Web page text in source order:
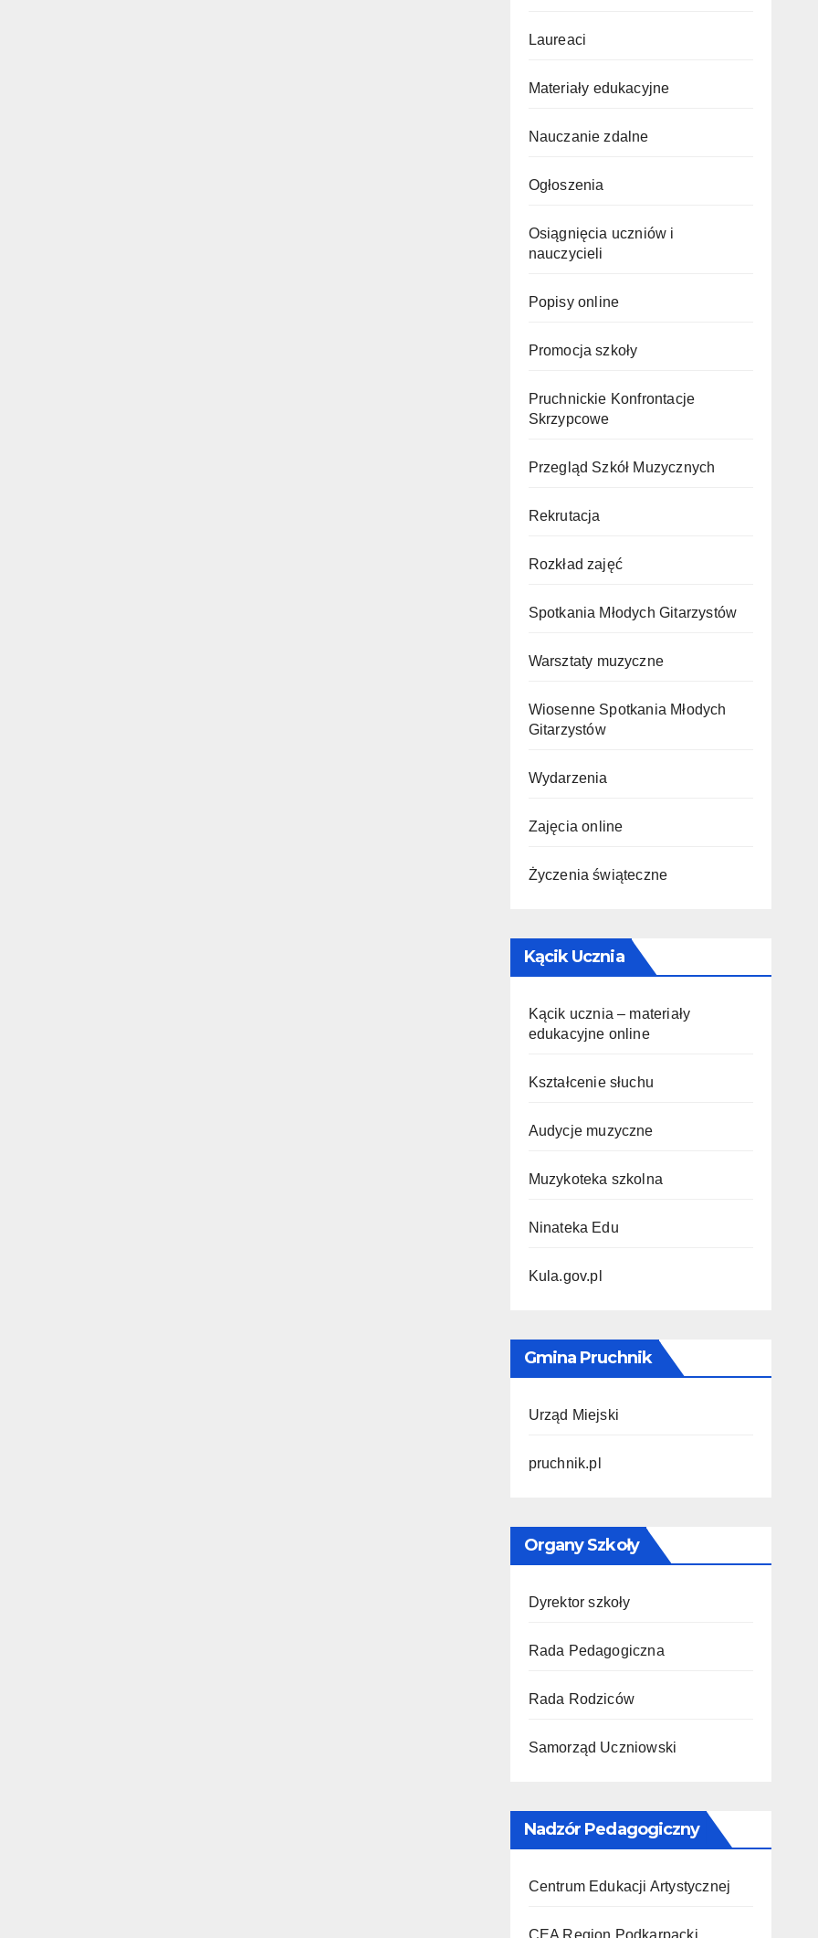
Laureaci
Materiały edukacyjne
Nauczanie zdalne
Ogłoszenia
Osiągnięcia uczniów i
nauczycieli
Popisy online
Promocja szkoły
Pruchnickie Konfrontacje
Skrzypcowe
Przegląd Szkół Muzycznych
Rekrutacja
Rozkład zajęć
Spotkania Młodych Gitarzystów
Warsztaty muzyczne
Wiosenne Spotkania Młodych
Gitarzystów
Wydarzenia
Zajęcia online
Życzenia świąteczne
Kącik Ucznia
Kącik ucznia – materiały
edukacyjne online
Kształcenie słuchu
Audycje muzyczne
Muzykoteka szkolna
Ninateka Edu
Kula.gov.pl
Gmina Pruchnik
Urząd Miejski
pruchnik.pl
Organy Szkoły
Dyrektor szkoły
Rada Pedagogiczna
Rada Rodziców
Samorząd Uczniowski
Nadzór Pedagogiczny
Centrum Edukacji Artystycznej
CEA Region Podkarpacki